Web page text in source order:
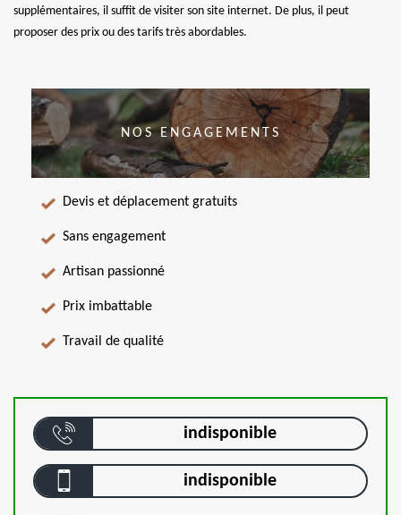
supplémentaires, il suffit de visiter son site internet. De plus, il peut
proposer des prix ou des tarifs très abordables.
NOS ENGAGEMENTS
Devis et déplacement gratuits
Sans engagement
Artisan passionné
Prix imbattable
Travail de qualité
indisponible
indisponible